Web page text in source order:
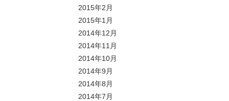
2015年2月
2015年1月
2014年12月
2014年11月
2014年10月
2014年9月
2014年8月
2014年7月